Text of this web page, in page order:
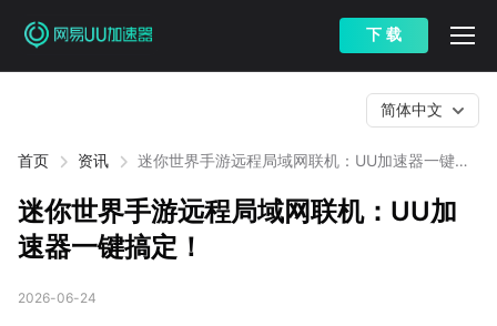
下 载
首页 资讯
迷你世界手游远程局域网联机：UU加速器一键搞
简体中文
迷你世界手游远程局域网联机：UU加
速器一键搞定！
2026-06-24